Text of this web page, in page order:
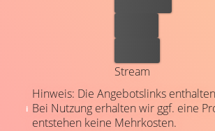
Stream
Hinweis: Die Angebotslinks
Bei Nutzung erhalten wir ggf. eine
entstehen keine Mehrkosten.